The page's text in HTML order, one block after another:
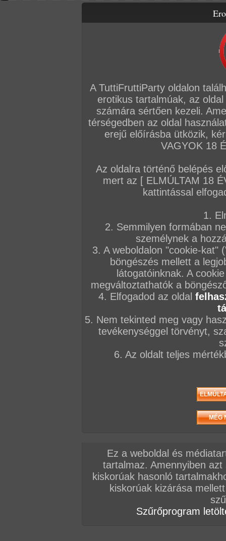
Amatőr sorozatok
A TuttiFruttiParty oldalon
erotikus tartalmúak, az
számára sértően kezeli.
térségedben az oldal
erejű előírásba ütközik,
VAGYOK 18
Az oldalra történő belépés
mert az [ ELMÚLTAM 18
kattintással
1.
2. Semmilyen formában
személynek a
3. A weboldalon "cookie-kat"
böngészés mellett a
látogatóinknak. A
megváltoztathatók a
4. Elfogadod az oldal
5. Nem tekinted meg vagy
tevékenységgel törvényt,
6. Az oldalt teljes
Ez a weboldal és
tartalmaz. Amennyiben
kiskorúak hasonló
kiskorúak kizárása
Szűrőprogram